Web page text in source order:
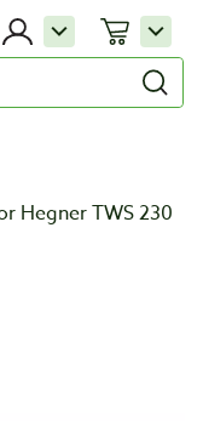
Hegner TWS 230